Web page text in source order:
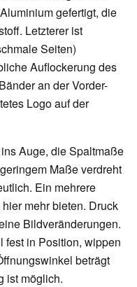
gefertigt, die
Letzterer ist
Seiten)
Auflockerung des
an der Vorder-
Logo auf der
Auge, die Spaltmaße
Maße verdreht
Ein mehrere
mehr bieten. Druck
Bildveränderungen.
fest in Position, wippen
beträgt
ist möglich.